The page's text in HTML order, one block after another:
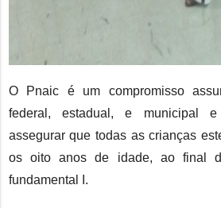
O Pnaic é um compromisso
federal, estadual, e municipal
assegurar que todas as crianças
os oito anos de idade, ao final
fundamental I.